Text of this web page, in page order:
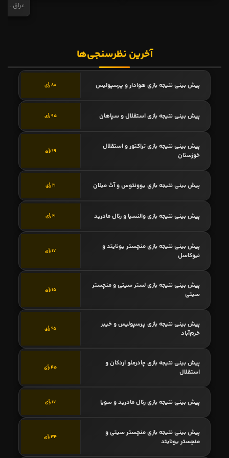
عراق...
آخرین نظرسنجی‌ها
پیش بینی نتیجه بازی هوادار و پرسپولیس 80 رأی
پیش بینی نتیجه بازی استقلال و سپاهان 95 رأی
پیش بینی نتیجه بازی تراکتور و استقلال
خوزستان
69 رأی
پیش بینی نتیجه بازی یوونتوس و آث میلان 21 رأی
پیش بینی نتیجه بازی والنسیا و رئال مادرید 21 رأی
پیش بینی نتیجه بازی منچستر یونایتد و
نیوکاسل
17 رأی
پیش بینی نتیجه بازی لستر سیتی و منچستر
سیتی
15 رأی
پیش بینی نتیجه بازی پرسپولیس و خیبر
خرم‌آباد
65 رأی
پیش بینی نتیجه بازی چادرملو اردکان و
استقلال
45 رأی
پیش بینی نتیجه بازی رئال مادرید و سویا 17 رأی
پیش بینی نتیجه بازی منچستر سیتی و
منچستر یونایتد
34 رأی